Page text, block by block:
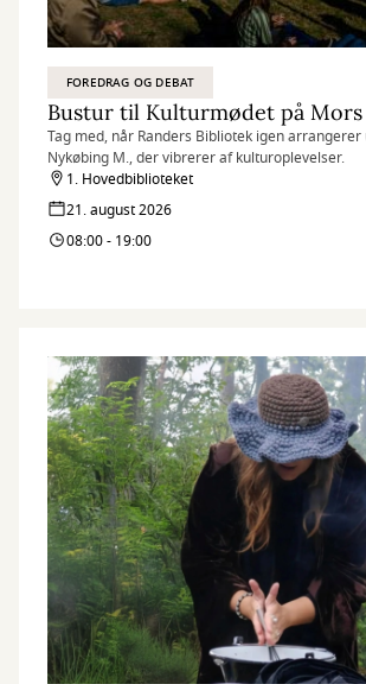
FOREDRAG OG DEBAT
Bustur til Kulturmødet på Mors
Tag med, når Randers Bibliotek igen
Nykøbing M., der vibrerer af kulturoplevelser.
1. Hovedbiblioteket
21. august 2026
08:00 - 19:00